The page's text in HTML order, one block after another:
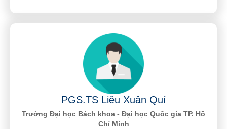
PGS.TS Liêu Xuân Quí
Trường Đại học Bách khoa - Đại học Quốc gia TP. Hồ
Chí Minh